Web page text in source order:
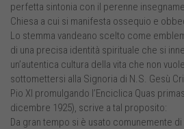
perfetta sintonia con il perenne
Chiesa a cui si manifesta ossequio e
Lo stemma vandeano scelto come
di una precisa identità spirituale che si
un’autentica cultura della vita che non
sottomettersi alla Signoria di N.S. Gesù
Pio XI promulgando l’Enciclica Quas
dicembre 1925), scrive a tal proposito:
Da gran tempo si è usato comunemente